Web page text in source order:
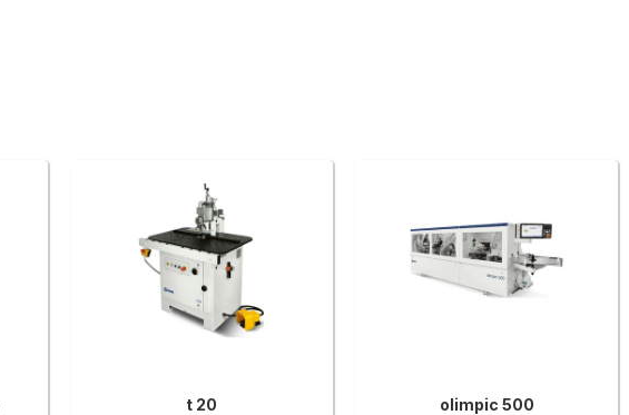
t 20
olimpic 500